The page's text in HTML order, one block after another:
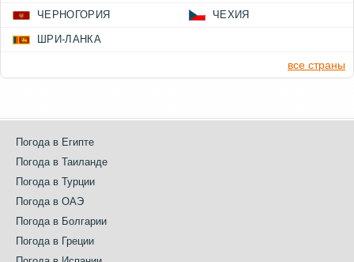
ЧЕРНОГОРИЯ ЧЕХИЯ
ШРИ-ЛАНКА
все страны
Погода в Египте
Погода в Таиланде
Погода в Турции
Погода в ОАЭ
Погода в Болгарии
Погода в Греции